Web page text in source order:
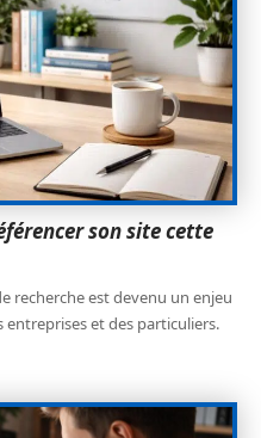
son site cette
recherche est devenu un enjeu
et des particuliers.